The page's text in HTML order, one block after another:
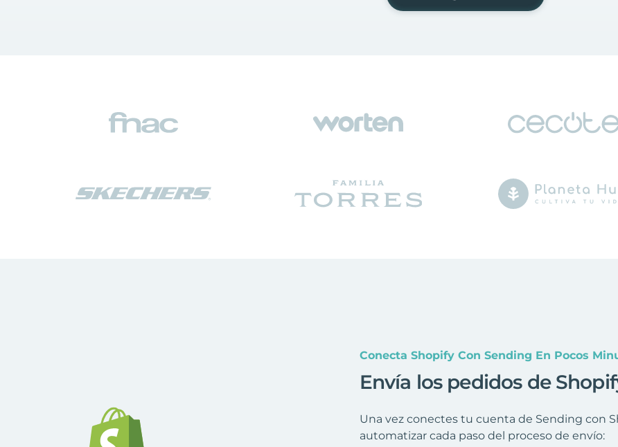
Conecta Shopify Con Sending En Pocos
Envía los pedidos de
Una vez conectes tu cuenta de Sending con
automatizar cada paso del proceso de envío: